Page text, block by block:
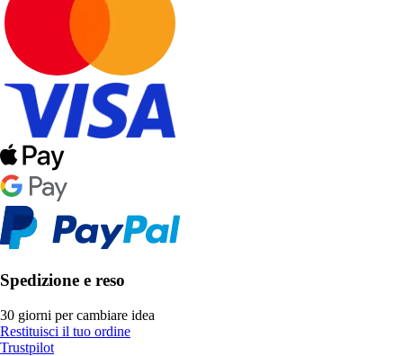
Spedizione e reso
30 giorni per cambiare idea
Restituisci il tuo ordine
Trustpilot